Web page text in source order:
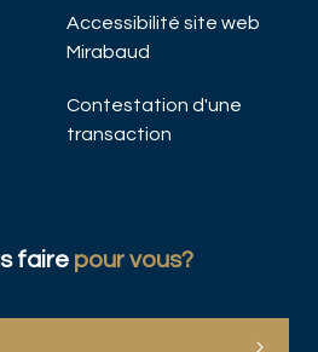
Accessibilité site web
Mirabaud
Contestation d'une
transaction
faire pour vous?